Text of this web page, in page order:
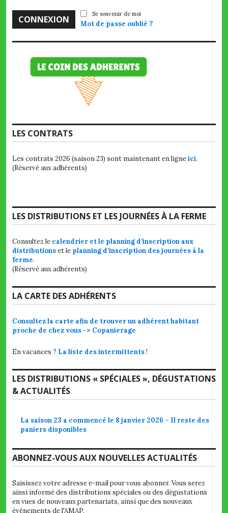
Se souvenir de moi
Mot de passe oublié ?
LES CONTRATS
Les contrats 2026 (saison 23) sont maintenant en ligneici.
(Réservé aux adhérents)
LES DISTRIBUTIONS ET LES JOURNÉES À LA FERME
Consultez le calendrier et le planning d’inscription aux
distributionset le planning d’inscription des journées à la
ferme.
(Réservé aux adhérents)
LA CARTE DES ADHÉRENTS
Consultez la carte afin de trouver un adhérent habitant
proche de chez vous -> Copanierage
En vacances ? La liste des intermittents!
LES DISTRIBUTIONS « SPÉCIALES », DÉGUSTATIONS
& ACTUALITÉS
La saison 23 a commencé le 8 janvier 2026 – Il reste des
paniers disponibles
ABONNEZ-VOUS AUX NOUVELLES ACTUALITÉS
Saisissez votre adresse e-mail pour vous abonner. Vous serez
ainsi informé des distributions spéciales ou des dégustations
en vues de nouveaux partenariats, ainsi que des nouveaux
événements de l'AMAP.